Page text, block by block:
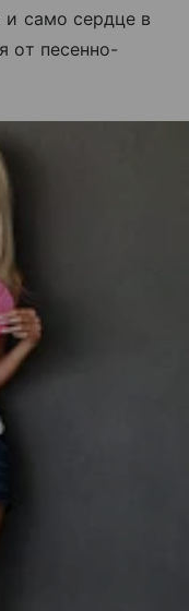
и само сердце в
от песенно-